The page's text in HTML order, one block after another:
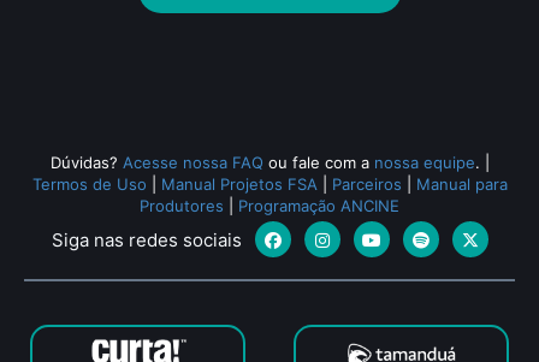
Dúvidas? Acesse nossa FAQ ou fale com a nossa equipe.
Termos de Uso
Manual Projetos FSA Parceiros
Manual para
Produtores
Programação ANCINE
Siga nas redes sociais